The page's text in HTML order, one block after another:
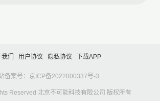
们 用户协议 隐私协议 下载APP
备案号：京ICP备2022000337号-3
Reserved 北京不可能科技有限公司 版权所有